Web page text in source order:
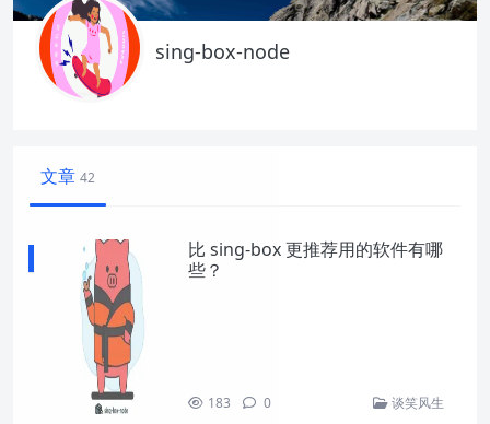
sing-box-node
文章 42
比 sing-box 更推荐用的软件有哪
些？
183 0 谈笑风生